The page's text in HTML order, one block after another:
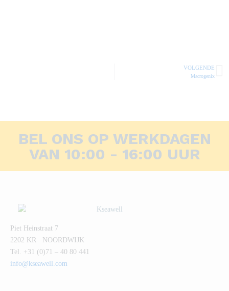
VOLGENDE
Macrogenix
BEL ONS OP WERKDAGEN
VAN 10:00 - 16:00 UUR
Piet Heinstraat 7
2202 KR NOORDWIJK
Tel. +31 (0)71 – 40 80 441
info@kseawell.com